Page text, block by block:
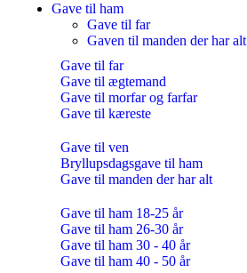
Gave til ham
Gave til far
Gaven til manden der har alt
Gave til far
Gave til ægtemand
Gave til morfar og farfar
Gave til kæreste
Gave til ven
Bryllupsdagsgave til ham
Gave til manden der har alt
Gave til ham 18-25 år
Gave til ham 26-30 år
Gave til ham 30 - 40 år
Gave til ham 40 - 50 år